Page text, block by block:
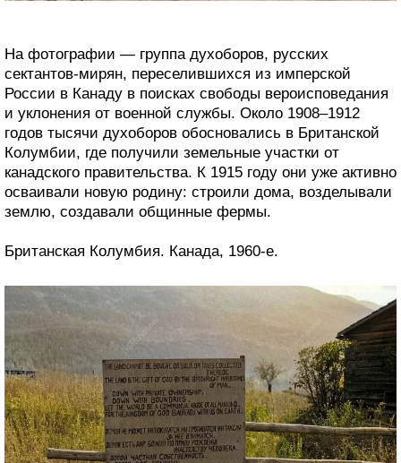
На фотографии — группа духоборов, русских
сектантов-мирян, переселившихся из имперской
России в Канаду в поисках свободы вероисповедания
и уклонения от военной службы. Около 1908–1912
годов тысячи духоборов обосновались в Британской
Колумбии, где получили земельные участки от
канадского правительства. К 1915 году они уже активно
осваивали новую родину: строили дома, возделывали
землю, создавали общинные фермы.
Британская Колумбия. Канада, 1960-е.